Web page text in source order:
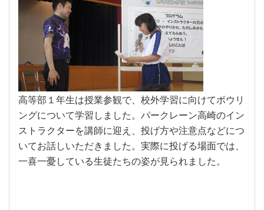
高等部１年生は授業参観で、校外学習に向けてボウリ
ングについて学習しました。パークレーン高崎のイン
ストラクターを講師に迎え、投げ方や注意点などにつ
いてお話しいただきました。実際に投げる場面では、
一喜一憂している生徒たちの姿が見られました。